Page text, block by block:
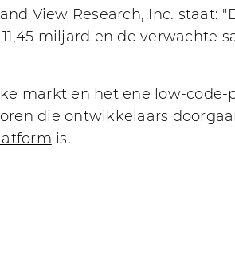
View Research, Inc. staat:
miljard en de verwachte
markt en het ene low-
die ontwikkelaars
is.